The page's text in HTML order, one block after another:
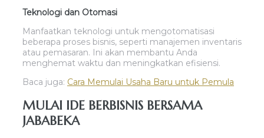
Teknologi dan Otomasi
Manfaatkan teknologi untuk mengotomatisasi
beberapa proses bisnis, seperti manajemen inventaris
atau pemasaran. Ini akan membantu Anda
menghemat waktu dan meningkatkan efisiensi.
Baca juga: Cara Memulai Usaha Baru untuk Pemula
MULAI IDE BERBISNIS BERSAMA
JABABEKA